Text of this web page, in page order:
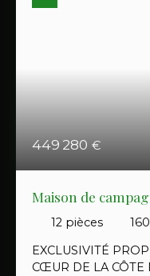
449 280 €
Maison de
d'hôtes
12 pièces 160
EXCLUSIVITÉ
CŒUR DE LA CÔTE